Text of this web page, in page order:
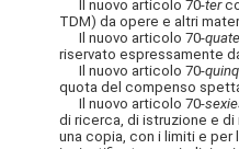
Il nuovo articolo 70-ter
TDM) da opere e altri
Il nuovo articolo 70-
riservato espressamente
Il nuovo articolo 70-
quota del compenso
Il nuovo articolo 70-
di ricerca, di istruzione e
una copia, con i limiti e